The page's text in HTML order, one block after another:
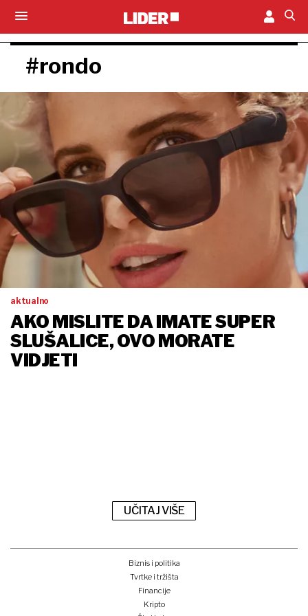
#rondo
aktualno
AKO MISLITE DA IMATE SUPER
SLUŠALICE, OVO MORATE
VIDJETI
UČITAJ VIŠE
Biznis i politika
Tvrtke i tržišta
Financije
Kripto